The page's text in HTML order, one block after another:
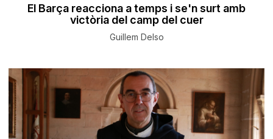
El Barça reacciona a temps i se'n surt amb
victòria del camp del cuer
Guillem Delso